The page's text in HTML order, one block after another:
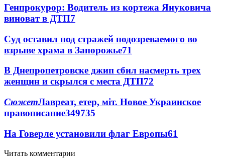
Генпрокурор: Водитель из кортежа Януковича
виноват в ДТП7
Суд оставил под стражей подозреваемого во
взрыве храма в Запорожье71
В Днепропетровске джип сбил насмерть трех
женщин и скрылся с места ДТП72
СюжетЛавреат, етер, міт. Новое Украинское
правописание349735
На Говерле установили флаг Европы61
Читать комментарии